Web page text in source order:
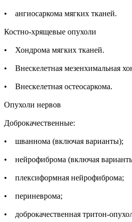
• ангиосаркома мягких тканей.
Костно-хрящевые опухоли
• Хондрома мягких тканей.
• Внескелетная мезенхимальная
• Внескелетная остеосаркома.
Опухоли нервов
Доброкачественные:
• шваннома (включая варианты);
• нейрофиброма (включая
• плексиформная нейрофиброма;
• периневрома;
• доброкачественная тритон-